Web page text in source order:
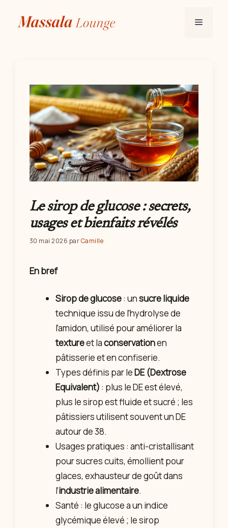
contenu
Menu
Le sirop de glucose : secrets,
usages et bienfaits révélés
30 mai 2026 parCamille
En bref
Sirop de glucose: unsucre liquide
technique issu de l’hydrolyse de
l’amidon, utilisé pour améliorer la
textureet laconservationen
pâtisserie et en confiserie.
Types définis par leDE (Dextrose
Equivalent) : plus le DE est élevé,
plus le sirop est fluide et sucré ; les
pâtissiers utilisent souvent un DE
autour de 38.
Usages pratiques : anti-cristallisant
pour sucres cuits, émollient pour
glaces, exhausteur de goût dans
l’industrie alimentaire.
Santé : le glucose a un indice
glycémique élevé ; le sirop